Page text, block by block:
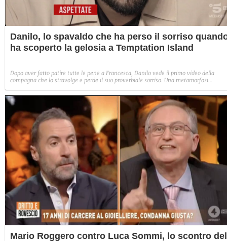
Danilo, lo spavaldo che ha perso il sorriso
ha scoperto la gelosia a Temptation Island
Dopo aver fatto patire tutte le pene a Francesca, Danilo vede il primo video della
compagna che lo stravolge e perde il suo proverbiale sorriso. Una metamorfosi
Mario Roggero contro Luca Sommi, lo scontro del